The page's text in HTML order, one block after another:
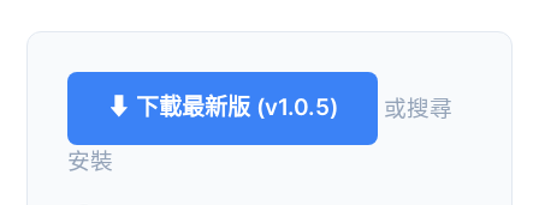
⬇ 下載最新版 (v1.0.5)
或搜尋
安裝